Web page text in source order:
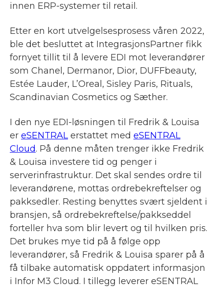
innen ERP-systemer til retail.
Etter en kort utvelgelsesprosess våren 2022,
ble det besluttet at IntegrasjonsPartner fikk
fornyet tillit til å levere EDI mot leverandører
som Chanel, Dermanor, Dior, DUFFbeauty,
Estée Lauder, L’Oreal, Sisley Paris, Rituals,
Scandinavian Cosmetics og Sæther.
I den nye EDI-løsningen til Fredrik & Louisa
er eSENTRALerstattet med eSENTRAL
Cloud. På denne måten trenger ikke Fredrik
& Louisa investere tid og penger i
serverinfrastruktur. Det skal sendes ordre til
leverandørene, mottas ordrebekreftelser og
pakksedler. Resting benyttes svært sjeldent i
bransjen, så ordrebekreftelse/pakkseddel
forteller hva som blir levert og til hvilken pris.
Det brukes mye tid på å følge opp
leverandører, så Fredrik & Louisa sparer på å
få tilbake automatisk oppdatert informasjon
i Infor M3 Cloud. I tillegg leverer eSENTRAL